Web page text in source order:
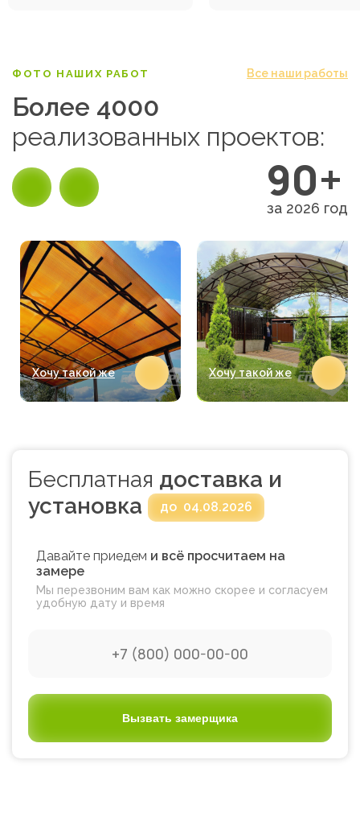
ФОТО НАШИХ РАБОТ Все наши работы
Более 4000
реализованных проектов:
90+
за 2026 год
Хочу такой же Хочу такой же
Бесплатная доставка и
установка
до 04.08.2026
Давайте приедем и всё просчитаем на
замере
Мы перезвоним вам как можно скорее и согласуем
удобную дату и время
Вызвать замерщика